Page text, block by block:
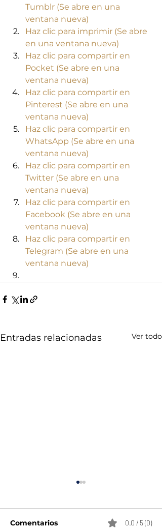
Tumblr (Se abre en una
ventana nueva)
Haz clic para imprimir (Se abre
en una ventana nueva)
Haz clic para compartir en
Pocket (Se abre en una
ventana nueva)
Haz clic para compartir en
Pinterest (Se abre en una
ventana nueva)
Haz clic para compartir en
WhatsApp (Se abre en una
ventana nueva)
Haz clic para compartir en
Twitter (Se abre en una
ventana nueva)
Haz clic para compartir en
Facebook (Se abre en una
ventana nueva)
Haz clic para compartir en
Telegram (Se abre en una
ventana nueva)
Entradas relacionadas Ver todo
Comentarios 0.0 / 5 (0)